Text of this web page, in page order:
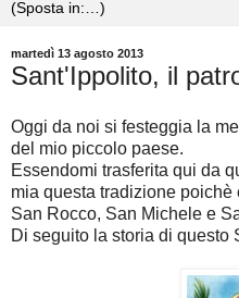
martedì 13 agosto 2013
Sant'Ippolito, il
Oggi da noi si festeggia la
del mio piccolo paese.
Essendomi trasferita qui da
mia questa tradizione
San Rocco, San Michele e
Di seguito la storia di questo